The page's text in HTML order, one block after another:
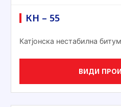
КН – 55
Катјонска нестабилна
ВИДИ